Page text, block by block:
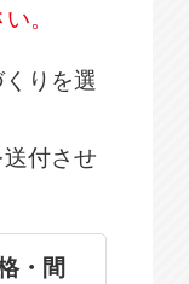
。
りを選
付させ
・間